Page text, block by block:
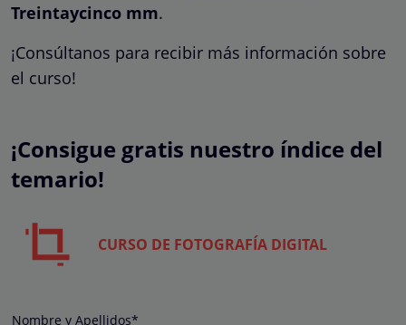
Treintaycinco mm.
¡Consúltanos para recibir más información sobre
el curso!
¡Consigue gratis nuestro índice del
temario!
CURSO DE FOTOGRAFÍA DIGITAL
Nombre y Apellidos*